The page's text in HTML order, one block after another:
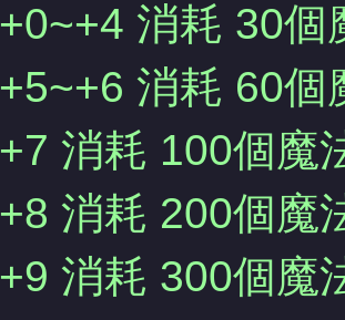
+0~+4 消耗 30個
+5~+6 消耗 60個
+7 消耗 100個魔
+8 消耗 200個魔
+9 消耗 300個魔